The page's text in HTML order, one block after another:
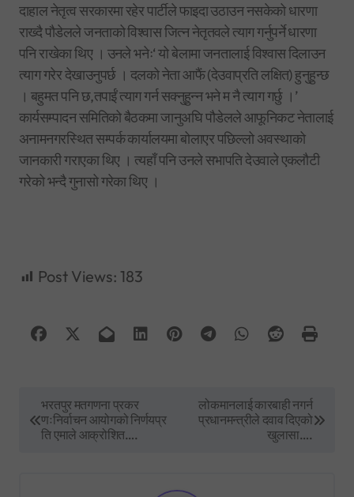
दाहाल नेतृत्व सरकारमा रहेर पार्टीले फाइदा उठाउन नसकेको धारणा
राख्दै पौडेलले जनताको विश्वास जित्न नेतृतवले त्याग गर्नुपर्ने धारणा
पनि राखेका थिए । उनले भनेः‘ यो बेलामा जनतालाई विश्वास दिलाउन
त्याग गरेर देखाउनुपर्छ । दलको नेता आफैं (देउवाप्रति लक्षित) हुनुहुन्छ
। बहुमत पनि छ,तपाईं त्याग गर्न सक्नुहुन्न भने म नै त्याग गर्छु ।’
कार्यसम्पादन समितिको बैठकमा जानुअघि पौडेलले आफूनिकट नेतालाई
अनामनगरस्थित सम्पर्क कार्यालयमा बोलाएर पछिल्लो अवस्थाको
जानकारी गराएका थिए । त्यहाँ पनि उनले सभापति देउवाले एकलौटी
गरेको भन्दै गुनासो गरेका थिए ।
Post Views: 183
o
भरतपुर मतगणना प्रकर
णःनिर्वाचन आयोगको निर्णयप्र
ति एमाले आक्रोशित….
लोकमानलाई कारबाही नगर्न
प्रधानमन्त्रीले दवाव दिएको
खुलासा….